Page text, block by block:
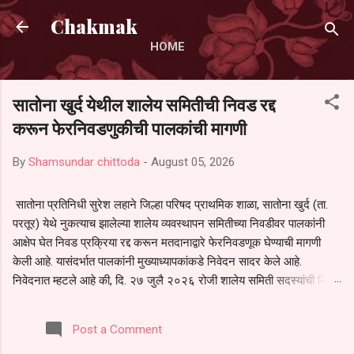
Skip to main content
Chakmak
HOME
सातोना खुर्द येथील शालेय समितीची निवड रद्द
करून फेरनिवडणुकीची पालकांची मागणी
By Shamsundar chittoda - August 05, 2026
सातोना प्रतिनिधी सुरेश लहाने जिल्हा परिषद प्राथमिक शाळा, सातोना खुर्द (ता.
परतूर) येथे नुकत्याच झालेल्या शालेय व्यवस्थापन समितीच्या निवडीवर पालकांनी
आक्षेप घेत निवड प्रक्रिया रद्द करून मतदानाद्वारे फेरनिवडणूक घेण्याची मागणी
केली आहे. यासंदर्भात पालकांनी मुख्याध्यापकांकडे निवेदन सादर केले आहे.
निवेदनात म्हटले आहे की, दि. २७ जुलै २०२६ रोजी शालेय समिती सदस्यांची निवड
पालकांना देण्यात आली नसल्याने मोठ्या संख्येने पालक बैठकीस उपस्थित राहू शकले
नाहीत. तसेच सर्व पालकांना विश्वासात न घेता निवड प्रक्रिया पूर्ण करण्यात
Post a Comment